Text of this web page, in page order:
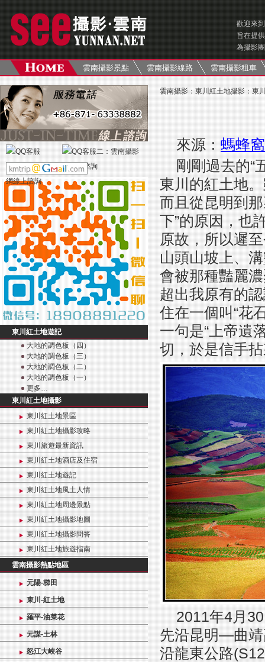
歡迎來
旨在提供
為攝影
雲南攝影景點 雲南攝影線路 雲南攝影租車
東川紅土地遊記
大地的調色板（四）
大地的調色板（三）
大地的調色板（二）
大地的調色板（一）
更多…
東川紅土地攝影
東川紅土地景區
東川紅土地攝影攻略
東川旅遊最新資訊
東川紅土地酒店及住宿
東川紅土地遊記
東川紅土地風土人情
東川紅土地周邊景點
東川紅土地攝影地圖
東川紅土地攝影問答
東川紅土地旅遊指南
雲南攝影熱點地區
元陽-梯田
東川-紅土地
羅平-油菜花
元謀-土林
怒江大峽谷
雲南攝影 ： 東川紅土地攝影 ： 東
來源： 螞蜂
剛剛過去的“
東川的紅土地
而且從昆明到
下”的原因，也
原故，所以遲
山頭山坡上、
會被那種豔麗
超出我原有的
住在一個叫“花
一句是“上帝遺
切，於是信手
2011年4月
先沿昆明—曲
沿龍東公路